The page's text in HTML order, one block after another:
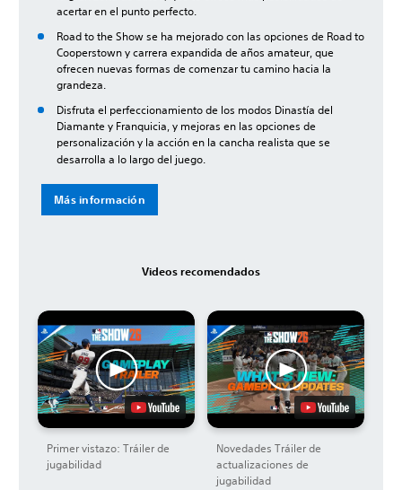
acertar en el punto perfecto.
Road to the Show se ha mejorado con las opciones de Road to
Cooperstown y carrera expandida de años amateur, que
ofrecen nuevas formas de comenzar tu camino hacia la
grandeza.
Disfruta el perfeccionamiento de los modos Dinastía del
Diamante y Franquicia, y mejoras en las opciones de
personalización y la acción en la cancha realista que se
desarrolla a lo largo del juego.
Más información
Videos recomendados
Primer vistazo: Tráiler de
jugabilidad
Novedades Tráiler de
actualizaciones de
jugabilidad